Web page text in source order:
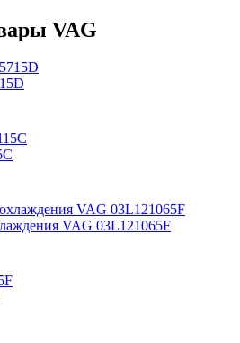
VAG
VAG 03L121065F